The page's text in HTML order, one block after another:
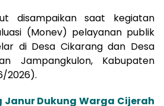
disampaikan saat kegiatan
(Monev) pelayanan publik
di Desa Cikarang dan Desa
Jampangkulon, Kabupaten
2026).
Janur Dukung Warga Cijerah